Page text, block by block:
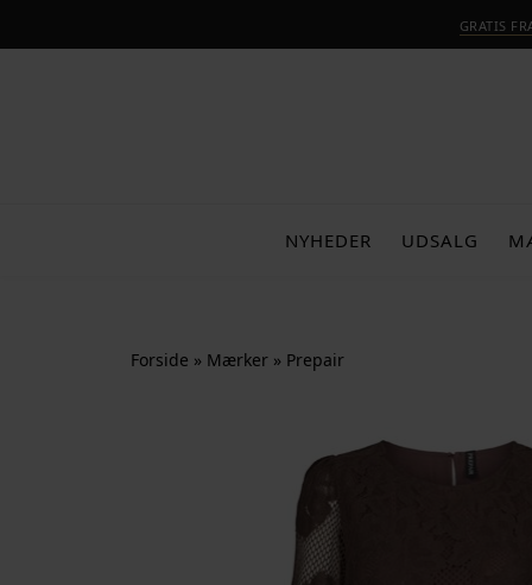
GRATIS
NYHEDER UDSALG
Forside » Mærker» Prepair